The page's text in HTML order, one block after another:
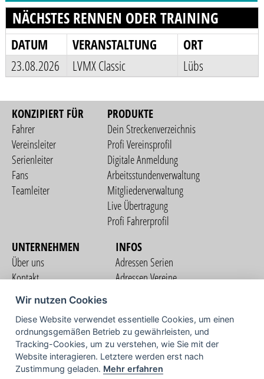
NÄCHSTES RENNEN ODER TRAINING
DATUM VERANSTALTUNG
ORT
23.08.2026
LVMX Classic Lübs
KONZIPIERT FÜR
Fahrer
Vereinsleiter
Serienleiter
Fans
Teamleiter
PRODUKTE
Dein Streckenverzeichnis
Profi Vereinsprofil
Digitale Anmeldung
Arbeitsstundenverwaltung
Mitgliederverwaltung
Live Übertragung
Profi Fahrerprofil
UNTERNEHMEN
Über uns
Kontakt
Nutzungsbedingungen
Datenschutzerklärung
Impressum
INFOS
Adressen Serien
Adressen Vereine
COMMUNITY
Wir nutzen Cookies
Diese Website verwendet essentielle Cookies, um einen
ordnungsgemäßen Betrieb zu gewährleisten, und
Tracking-Cookies, um zu verstehen, wie Sie mit der
Website interagieren. Letztere werden erst nach
Zustimmung geladen. Mehr erfahren